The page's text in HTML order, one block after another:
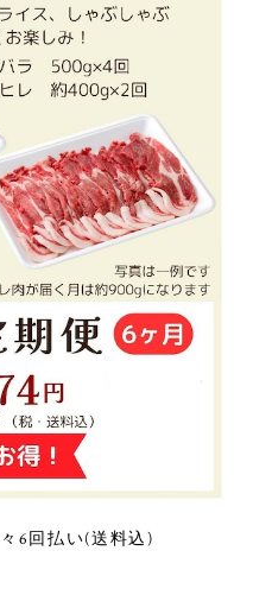
6回払い(送料込)